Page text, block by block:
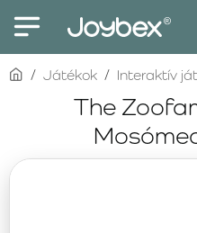
The
homeJátékok Interaktív